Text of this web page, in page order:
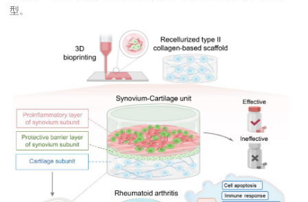
公司介绍
公司新闻
型。